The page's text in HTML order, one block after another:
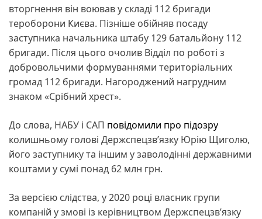
вторгнення він воював у складі 112 бригади
тероборони Києва. Пізніше обійняв посаду
заступника начальника штабу 129 батальйону 112
бригади. Після цього очолив Відділ по роботі з
добровольчими формуваннями територіальних
громад 112 бригади. Нагороджений нагрудним
знаком «Срібний хрест».
До слова, НАБУ і САП повідомили про підозру
колишньому голові Держспецзв’язку Юрію Щиголю,
його заступнику та іншим у заволодінні державними
коштами у сумі понад 62 млн грн.
За версією слідства, у 2020 році власник групи
компаній у змові із керівництвом Держспецзв’язку